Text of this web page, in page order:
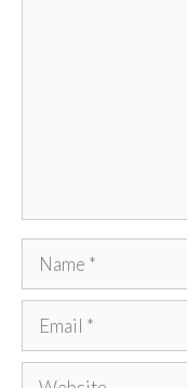
Name
Email
Website